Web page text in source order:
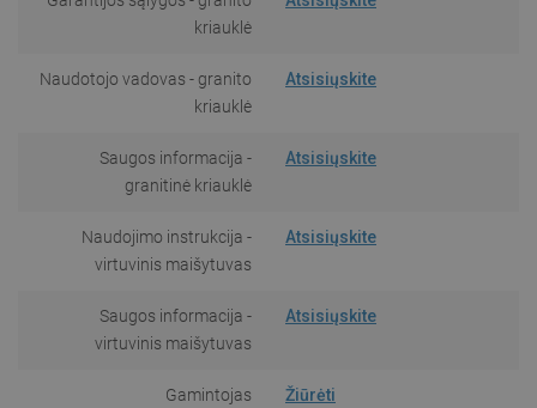
kriauklė
Naudotojo vadovas - granito
kriauklė
Atsisiųskite
Saugos informacija -
granitinė kriauklė
Atsisiųskite
Naudojimo instrukcija -
virtuvinis maišytuvas
Atsisiųskite
Saugos informacija -
virtuvinis maišytuvas
Atsisiųskite
Gamintojas Žiūrėti